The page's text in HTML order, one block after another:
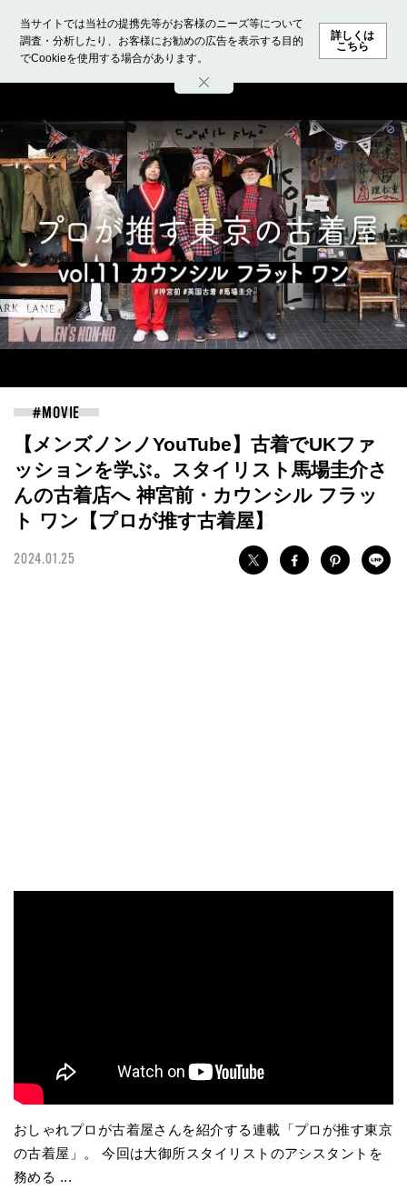
当サイトでは当社の提携先等がお客様のニーズ等について
調査・分析したり、お客様にお勧めの広告を表示する目的
でCookieを使用する場合があります。
詳しくは
こちら
ホーム モデル募集 ランキング ファッション ビューテ
【メンズノンノYouTube】古着でUKファ
ッションを学ぶ。スタイリスト馬場圭介さ
んの古着店へ 神宮前・カウンシル フラッ
ト ワン【プロが推す古着屋】
2024.01.25
おしゃれプロが古着屋さんを紹介する連載「プロが推す東京
の古着屋」。 今回は大御所スタイリストのアシスタントを
務める ...